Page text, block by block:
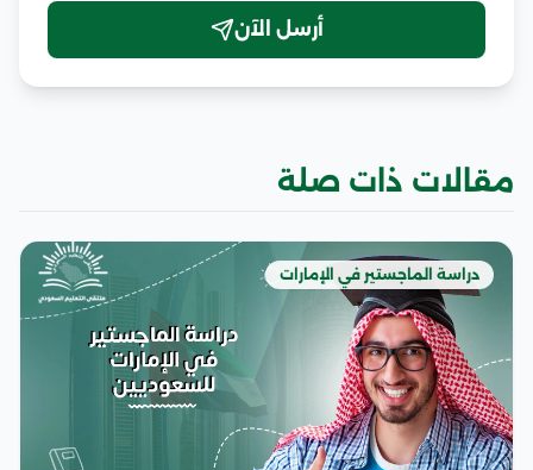
أرسل الآن
مقالات ذات صلة
دراسة الماجستير في الإمارات